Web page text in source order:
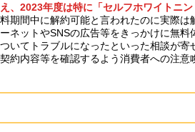
、2023年度は特に「セルフホワイトニン
期間中に解約可能と言われたのに実際は
ネットやSNSの広告等をきっかけに無料
いてトラブルになったといった相談が寄
約内容等を確認するよう消費者への注意